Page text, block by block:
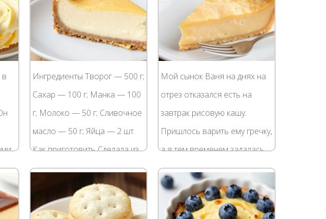
–
Ингредиенты Творог — 500 г;
Сахар — 100 г; Манка — 100
г; Молоко — 50 г; Сливочное
масло — 50 г; Яйца — 2 шт.
Как приготовить Сделала из
расчета на одну порцию.
Оторваться от запеканки не...
Мой сынок Ваня на днях на
отрез отказался есть на
завтрак рисовую кашу.
Пришлось варить ему гречку,
а я тем временем задалась
вопросом, что же
приготовить из этой рисовой
каши. Посоветовалась в...